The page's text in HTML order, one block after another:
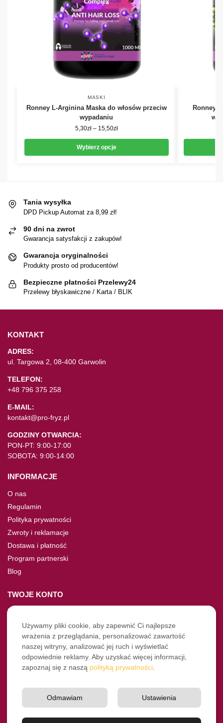
MASKI
Ronney L-Arginina Maska do włosów przeciw
wypadaniu
5,30zł – 15,50zł
Wybierz opcje
Ronney
Tania wysyłka
DPD Pickup Automat za 8,99 zł!
90 dni na zwrot
Gwarancja satysfakcji z zakupów!
Gwarancja oryginalności
Produkty prosto od producentów!
Bezpieczne płatności Przelewy24
Przelewy błyskawiczne / Karta / BLIK
KONTAKT
ADRES:
ul. Targowa 2, 08-400 Garwolin
TELEFON:
+48 796 375 258
E-MAIL:
kontakt@pro-fryz.pl
GODZINY OTWARCIA:
PON-PT: 9:00-17:00
SOBOTA: 9:00-14:00
INFORMACJE
O nas
Regulamin
Polityka prywatności
Zwroty i reklamacje
Dostawa i płatność
Program partnerski
Blog
TWOJE KONTO
Moje konto
Nie pamiętasz hasła?
Twoje zamówienia
NASZE SOCIALE
Instagram
Używamy pliki cookie, aby zapewnić Ci najlepsze
wrażenia z przeglądania, personalizować zawartość
naszej witryny, analizować jej ruch i wyświetlać
odpowiednie reklamy. Aby uzyskać więcej informacji,
zapoznaj się z naszą polityką prywatności
Ustawienia
Odmawiam